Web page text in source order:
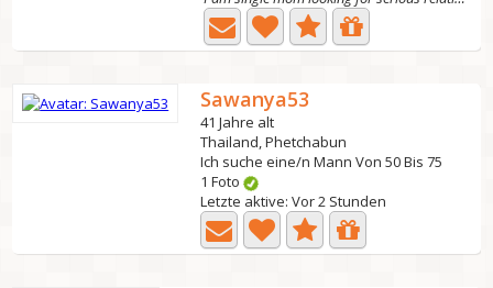
Sawanya53
41 Jahre alt
Thailand, Phetchabun
Ich suche eine/n Mann Von 50 Bis 75
1 Foto
Letzte aktive: Vor 2 Stunden